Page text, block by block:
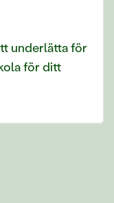
underlätta för
för ditt